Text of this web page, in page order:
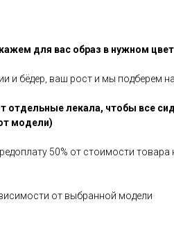
для вас образ в нужном
и бёдер, ваш рост и мы подберем
лекала, чтобы все
модели)
50% от стоимости
от выбранной модели